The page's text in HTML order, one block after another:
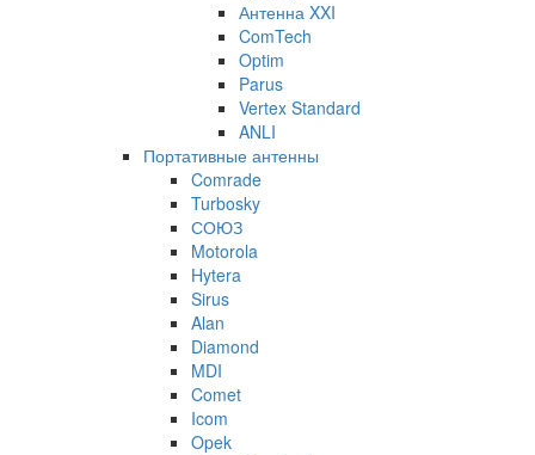
Антенна XXI
ComTech
Optim
Parus
Vertex Standard
ANLI
Портативные антенны
Comrade
Turbosky
СОЮЗ
Motorola
Hytera
Sirus
Alan
Diamond
MDI
Comet
Icom
Opek